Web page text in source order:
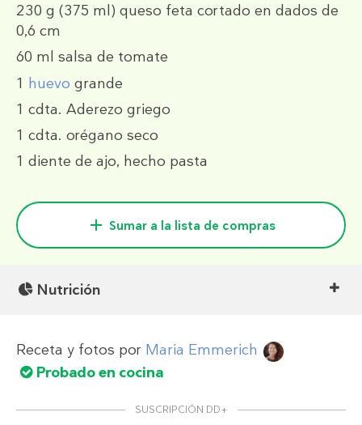
230 g (375 ml) queso feta cortado en dados de
0,6 cm
60 ml salsa de tomate
1 huevo grande
1 cdta. Aderezo griego
1 cdta. orégano seco
1 diente de ajo, hecho pasta
Sumar a la lista de compras
Nutrición
Receta y fotos por Maria Emmerich
Probado en cocina
SUSCRIPCIÓN DD+